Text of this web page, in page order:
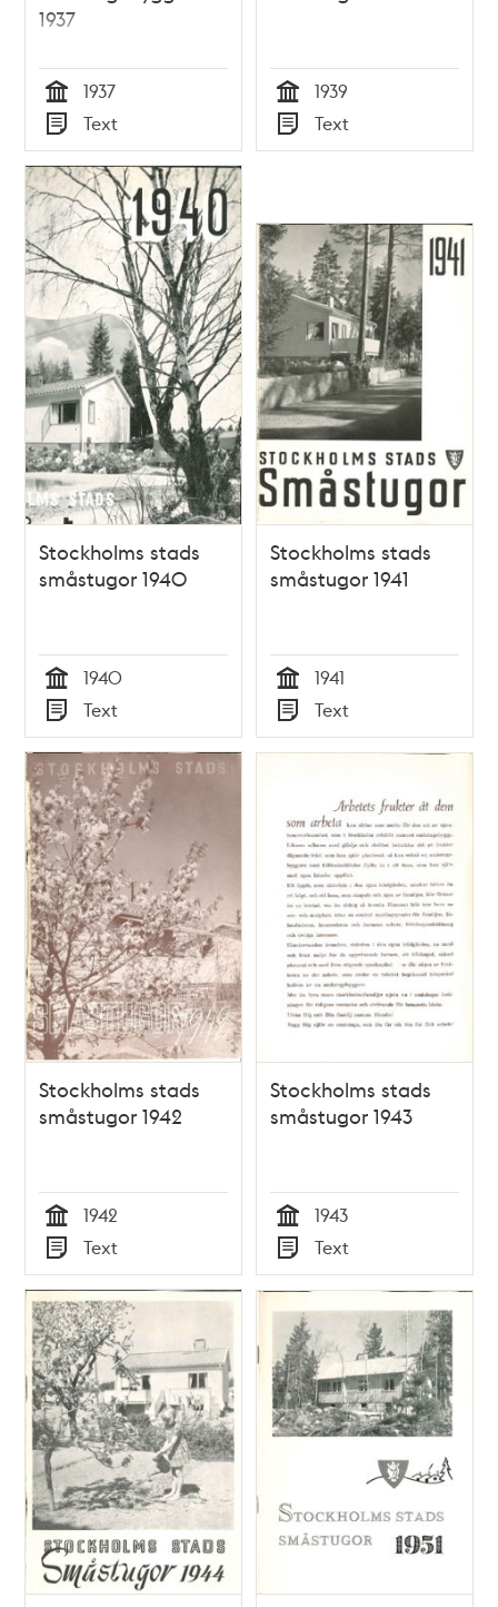
1937
Tid
1937
Typ
Text Tid
1939
Typ
Text
Stockholms stads
småstugor 1940
Tid
1940
Typ
Text
Stockholms stads
småstugor 1941
Tid
1941
Typ
Text
Stockholms stads
småstugor 1942
Tid
1942
Typ
Text
Stockholms stads
småstugor 1943
Tid
1943
Typ
Text